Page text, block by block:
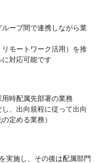
ループ間で連携しながら業
モートワーク活用）を推
対応可能です
用時配属先部署の業務
、出向規程に従って出向
定める業務）
実施し、その後は配属部門